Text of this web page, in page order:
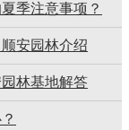
季注意事项？
安园林介绍
林基地解答